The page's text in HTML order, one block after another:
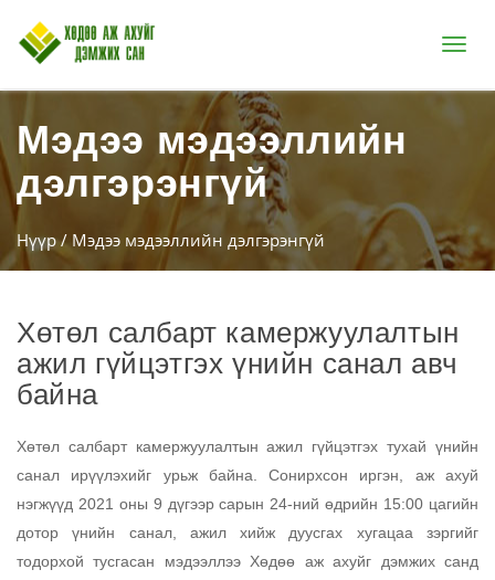
Цэс
Мэдээ мэдээллийн
дэлгэрэнгүй
Нүүр/ Мэдээ мэдээллийн дэлгэрэнгүй
Хөтөл салбарт камержуулалтын
ажил гүйцэтгэх үнийн санал авч
байна
Хөтөл салбарт камержуулалтын ажил гүйцэтгэх тухай үнийн
санал ирүүлэхийг урьж байна. Сонирхсон иргэн, аж ахуй
нэгжүүд 2021 оны 9 дүгээр сарын 24-ний өдрийн 15:00 цагийн
дотор үнийн санал, ажил хийж дуусгах хугацаа зэргийг
тодорхой тусгасан мэдээллээ Хөдөө аж ахуйг дэмжих санд